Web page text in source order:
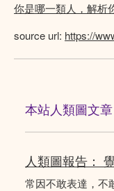
你是哪一類人，解析
source url: https://
本站人類圖文
人類圖報告：
常因不敢表達，不